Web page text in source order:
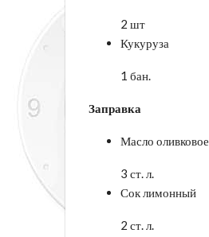
2 шт
Кукуруза
1 бан.
Заправка
Масло оливковое
3 ст. л.
Сок лимонный
2 ст. л.